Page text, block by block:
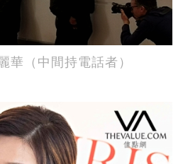
華（中間持電話者）